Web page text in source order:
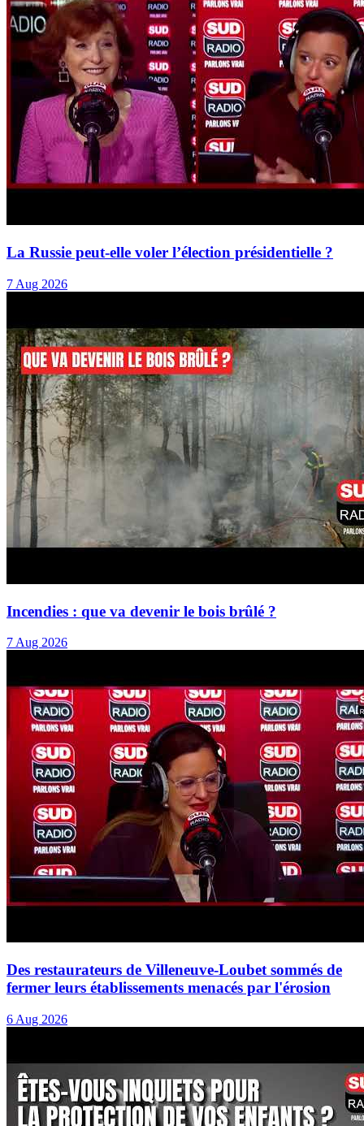
La Russie peut-elle voler l’élection présidentielle ?
7 Aug 2026
Incendies : que va devenir le bois brûlé ?
7 Aug 2026
Des restaurateurs de Villeneuve-Loubet sommés de
fermer leurs établissements menacés par l'érosion
6 Aug 2026